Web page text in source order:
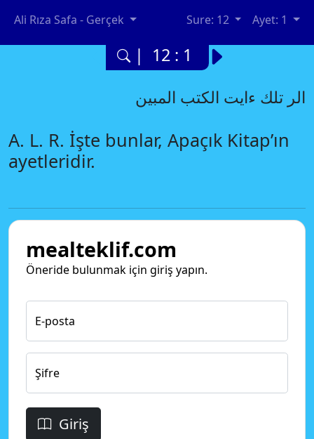
Ali Rıza Safa - Gerçek Sure: 12 Ayet: 1
| 12 : 1
الر تلك ءايت الكتب المبين
A. L. R. İşte bunlar, Apaçık Kitap’ın
ayetleridir.
mealteklif.com
Öneride bulunmak için giriş yapın.
E-posta
Şifre
Giriş